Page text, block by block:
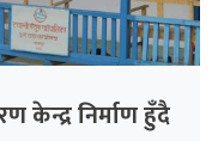
केन्द्र निर्माण हुँदै